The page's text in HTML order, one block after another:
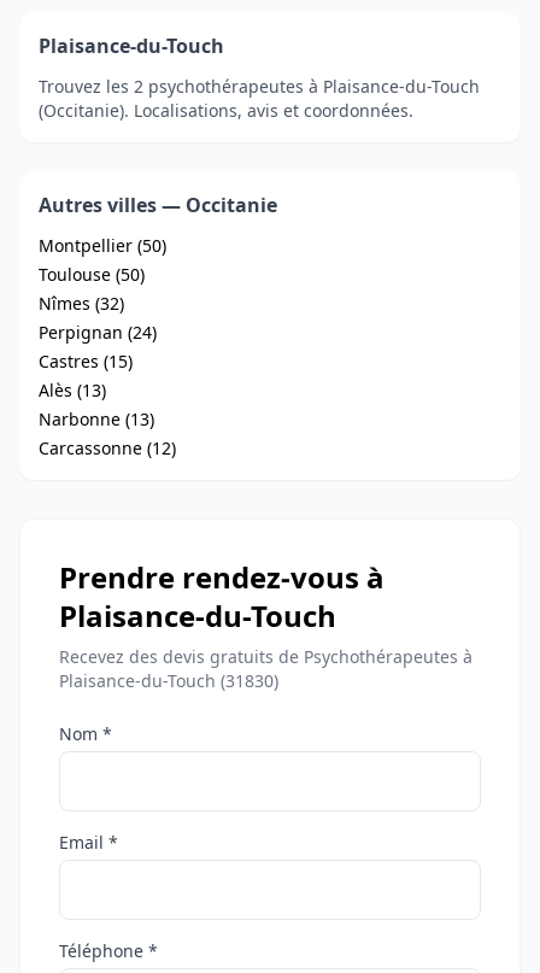
Plaisance-du-Touch
Trouvez les 2 psychothérapeutes à Plaisance-du-Touch
(Occitanie). Localisations, avis et coordonnées.
Autres villes — Occitanie
Montpellier (50)
Toulouse (50)
Nîmes (32)
Perpignan (24)
Castres (15)
Alès (13)
Narbonne (13)
Carcassonne (12)
Prendre rendez-vous à
Plaisance-du-Touch
Recevez des devis gratuits de Psychothérapeutes à
Plaisance-du-Touch (31830)
Nom *
Email *
Téléphone *